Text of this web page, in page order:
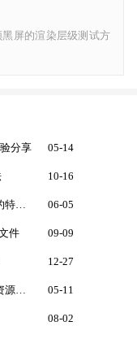
黑屏的渲染层级测试方
分享 05-14
10-16
如何下载Google Chrome适用于AI语音交互的特制版 06-05
件 09-09
12-27
如何在Google Chrome中分析并减少网页的资源消耗 05-11
08-02